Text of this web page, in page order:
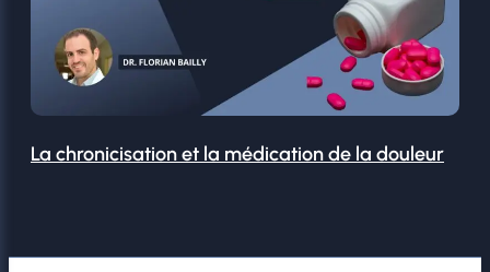
La chronicisation et la médication de la douleur